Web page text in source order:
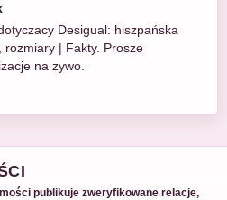
Desigual: hiszpańska
rozmiary | Fakty. Prosze
na zywo.
publikuje zweryfikowane relacje,